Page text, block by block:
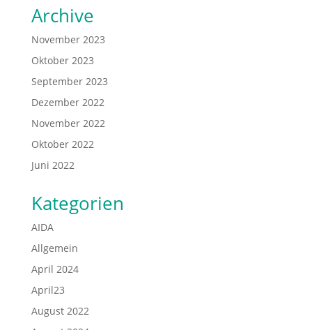
Archive
November 2023
Oktober 2023
September 2023
Dezember 2022
November 2022
Oktober 2022
Juni 2022
Kategorien
AIDA
Allgemein
April 2024
April23
August 2022